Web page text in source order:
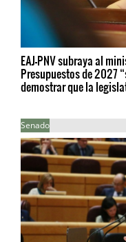
EAJ-PNV subraya al
Presupuestos de 2027
demostrar que la
Senado